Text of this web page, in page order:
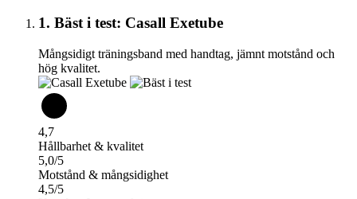
1. Bäst i test: Casall Exetube
Mångsidigt träningsband med handtag, jämnt motstånd och
hög kvalitet.
4,7
Hållbarhet & kvalitet
5,0/5
Motstånd & mångsidighet
4,5/5